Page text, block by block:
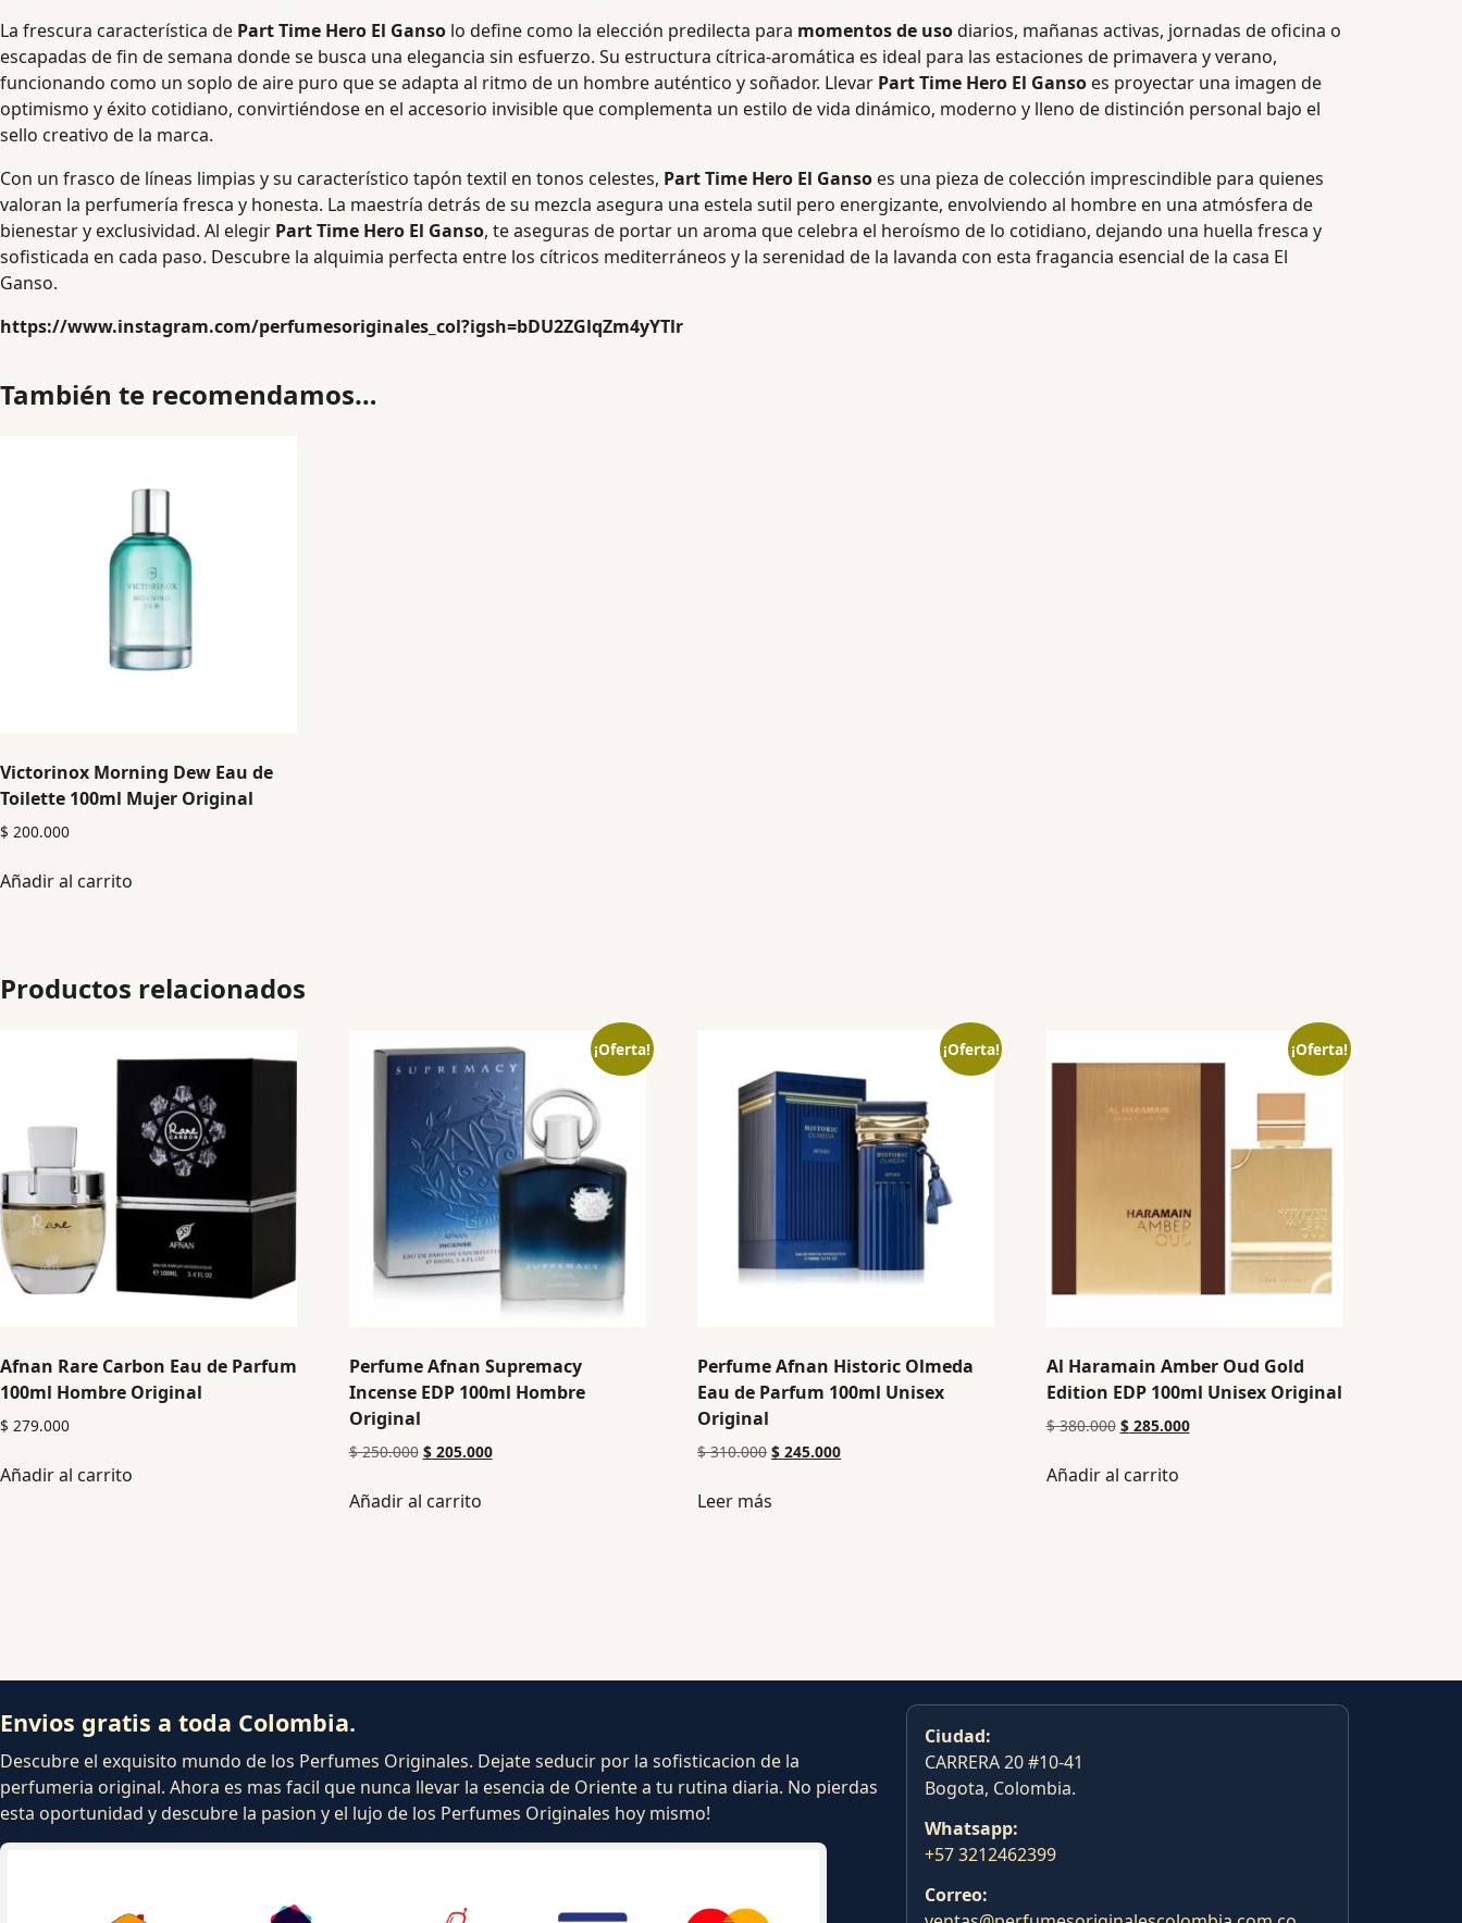
La frescura característica de Part Time Hero El Ganso lo define como la elección predilecta para momentos de usodiarios, mañanas activas, jornadas de oficina o
escapadas de fin de semana donde se busca una elegancia sin esfuerzo. Su estructura cítrica-aromática es ideal para las estaciones de primavera y verano,
funcionando como un soplo de aire puro que se adapta al ritmo de un hombre auténtico y soñador. Llevar Part Time Hero El Ganso es proyectar una imagen de
optimismo y éxito cotidiano, convirtiéndose en el accesorio invisible que complementa un estilo de vida dinámico, moderno y lleno de distinción personal bajo el
sello creativo de la marca.
Con un frasco de líneas limpias y su característico tapón textil en tonos celestes, Part Time Hero El Ganso es una pieza de colección imprescindible para quienes
valoran la perfumería fresca y honesta. La maestría detrás de su mezcla asegura una estela sutil pero energizante, envolviendo al hombre en una atmósfera de
bienestar y exclusividad. Al elegir Part Time Hero El Ganso, te aseguras de portar un aroma que celebra el heroísmo de lo cotidiano, dejando una huella fresca y
sofisticada en cada paso. Descubre la alquimia perfecta entre los cítricos mediterráneos y la serenidad de la lavanda con esta fragancia esencial de la casa El
Ganso.
https://www.instagram.com/perfumesoriginales_col?igsh=bDU2ZGlqZm4yYTlr
También te recomendamos…
Victorinox Morning Dew Eau de
Toilette 100ml Mujer Original
$ 200.000
Añadir al carrito
Productos relacionados
Afnan Rare Carbon Eau de Parfum
100ml Hombre Original
$ 279.000
Añadir al carrito
¡Oferta!
Perfume Afnan Supremacy
Incense EDP 100ml Hombre
Original
$250.000 $205.000
Añadir al carrito
¡Oferta!
Perfume Afnan Historic Olmeda
Eau de Parfum 100ml Unisex
Original
$310.000 $ 245.000
Leer más
¡Oferta!
Al Haramain Amber Oud Gold
Edition EDP 100ml Unisex Original
$380.000 $285.000
Añadir al carrito
Envios gratis a toda Colombia.
Descubre el exquisito mundo de los Perfumes Originales. Dejate seducir por la sofisticacion de la
perfumeria original. Ahora es mas facil que nunca llevar la esencia de Oriente a tu rutina diaria. No pierdas
esta oportunidad y descubre la pasion y el lujo de los Perfumes Originales hoy mismo!
Ciudad:
CARRERA 20 #10-41
Bogota, Colombia.
Whatsapp:
+57 3212462399
Correo: